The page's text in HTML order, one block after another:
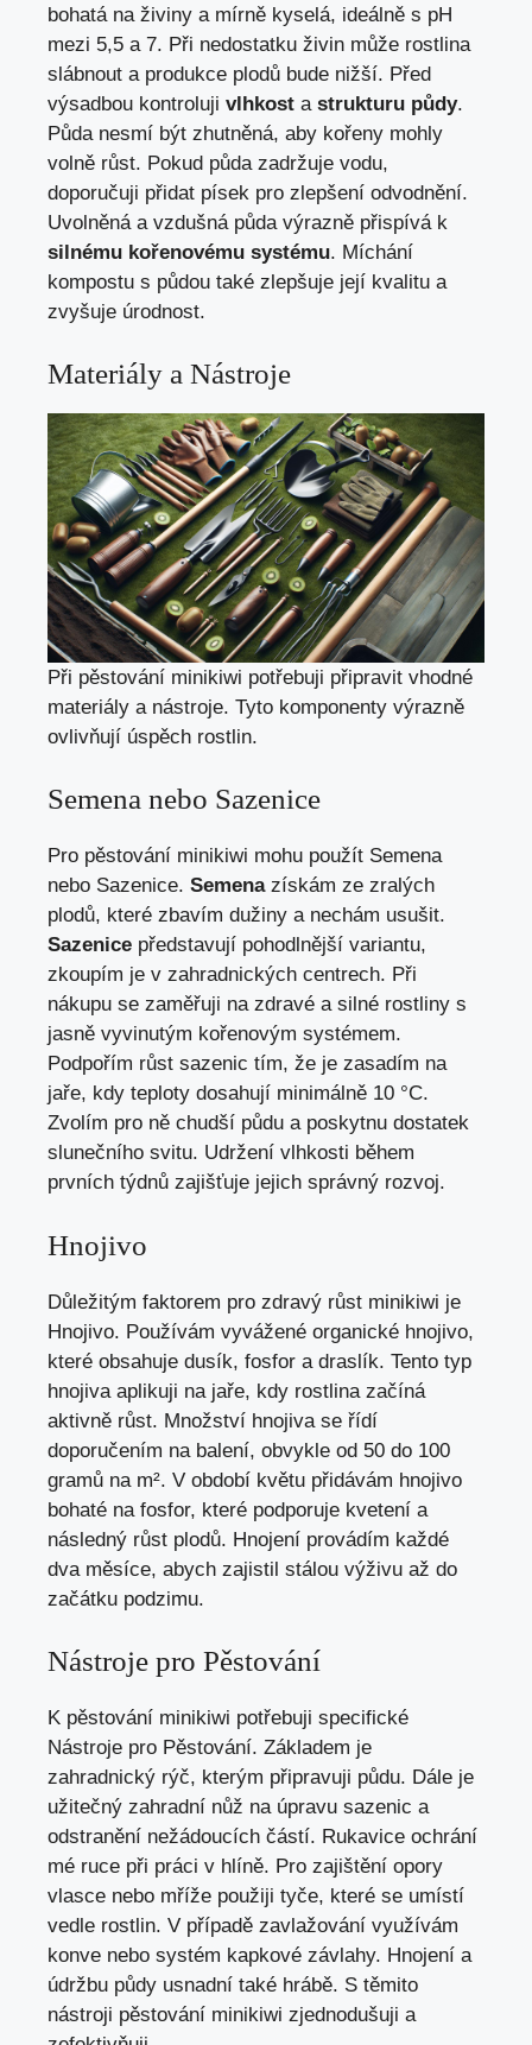
bohatá na živiny a mírně kyselá, ideálně s pH
mezi 5,5 a 7. Při nedostatku živin může rostlina
slábnout a produkce plodů bude nižší. Před
výsadbou kontroluji vlhkost a strukturu půdy.
Půda nesmí být zhutněná, aby kořeny mohly
volně růst. Pokud půda zadržuje vodu,
doporučuji přidat písek pro zlepšení odvodnění.
Uvolněná a vzdušná půda výrazně přispívá k
silnému kořenovému systému. Míchání
kompostu s půdou také zlepšuje její kvalitu a
zvyšuje úrodnost.
Materiály a Nástroje
Při pěstování minikiwi potřebuji připravit vhodné
materiály a nástroje. Tyto komponenty výrazně
ovlivňují úspěch rostlin.
Semena nebo Sazenice
Pro pěstování minikiwi mohu použít Semena
nebo Sazenice. Semenazískám ze zralých
plodů, které zbavím dužiny a nechám usušit.
Sazenice představují pohodlnější variantu,
zkoupím je v zahradnických centrech. Při
nákupu se zaměřuji na zdravé a silné rostliny s
jasně vyvinutým kořenovým systémem.
Podpořím růst sazenic tím, že je zasadím na
jaře, kdy teploty dosahují minimálně 10 °C.
Zvolím pro ně chudší půdu a poskytnu dostatek
slunečního svitu. Udržení vlhkosti během
prvních týdnů zajišťuje jejich správný rozvoj.
Hnojivo
Důležitým faktorem pro zdravý růst minikiwi je
Hnojivo. Používám vyvážené organické hnojivo,
které obsahuje dusík, fosfor a draslík. Tento typ
hnojiva aplikuji na jaře, kdy rostlina začíná
aktivně růst. Množství hnojiva se řídí
doporučením na balení, obvykle od 50 do 100
gramů na m². V období květu přidávám hnojivo
bohaté na fosfor, které podporuje kvetení a
následný růst plodů. Hnojení provádím každé
dva měsíce, abych zajistil stálou výživu až do
začátku podzimu.
Nástroje pro Pěstování
K pěstování minikiwi potřebuji specifické
Nástroje pro Pěstování. Základem je
zahradnický rýč, kterým připravuji půdu. Dále je
užitečný zahradní nůž na úpravu sazenic a
odstranění nežádoucích částí. Rukavice ochrání
mé ruce při práci v hlíně. Pro zajištění opory
vlasce nebo mříže použiji tyče, které se umístí
vedle rostlin. V případě zavlažování využívám
konve nebo systém kapkové závlahy. Hnojení a
údržbu půdy usnadní také hrábě. S těmito
nástroji pěstování minikiwi zjednodušuji a